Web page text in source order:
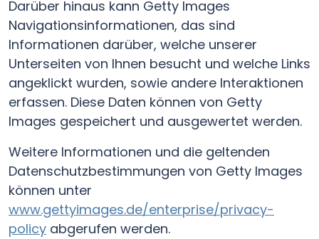
Darüber hinaus kann Getty Images
Navigationsinformationen, das sind
Informationen darüber, welche unserer
Unterseiten von Ihnen besucht und welche Links
angeklickt wurden, sowie andere Interaktionen
erfassen. Diese Daten können von Getty
Images gespeichert und ausgewertet werden.
Weitere Informationen und die geltenden
Datenschutzbestimmungen von Getty Images
können unter
www.gettyimages.de/enterprise/privacy-
policy abgerufen werden.